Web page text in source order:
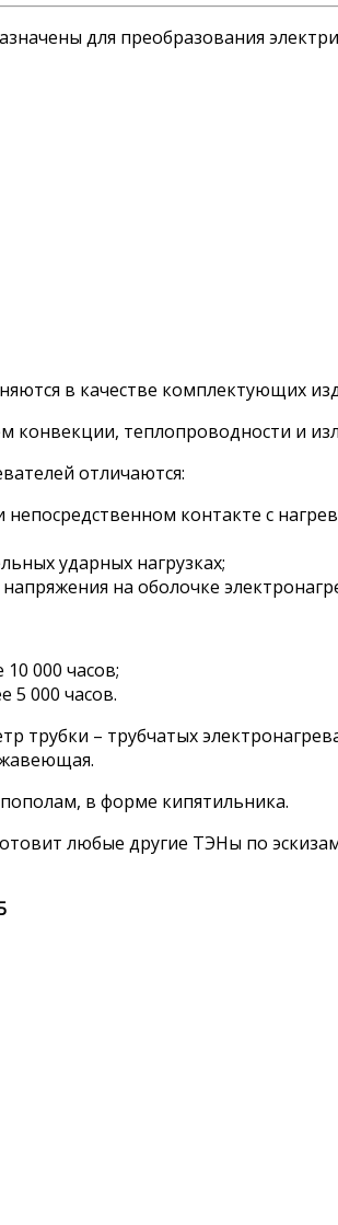
для преобразования
в качестве комплектующих
конвекции, теплопроводности и
отличаются:
контакте с
ударных нагрузках;
на оболочке
000 часов;
5 000 часов.
трубки – трубчатых
в форме кипятильника.
любые другие ТЭНы по